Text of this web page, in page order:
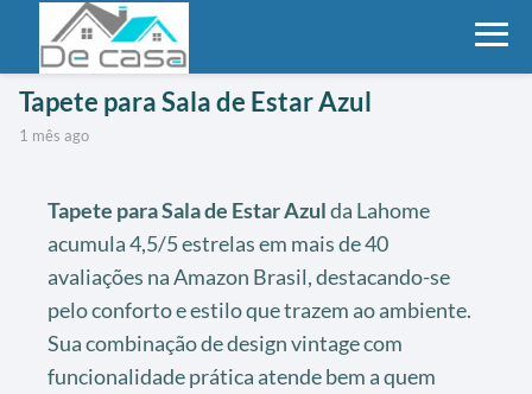
Tapete para Sala de Estar Azul
1 mês ago
Tapete para Sala de Estar Azulda Lahome
acumula 4,5/5 estrelas em mais de 40
avaliações na Amazon Brasil, destacando-se
pelo conforto e estilo que trazem ao ambiente.
Sua combinação de design vintage com
funcionalidade prática atende bem a quem